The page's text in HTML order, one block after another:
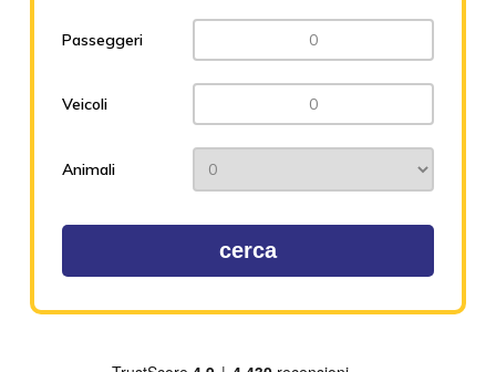
Passeggeri
Veicoli
Animali
cerca